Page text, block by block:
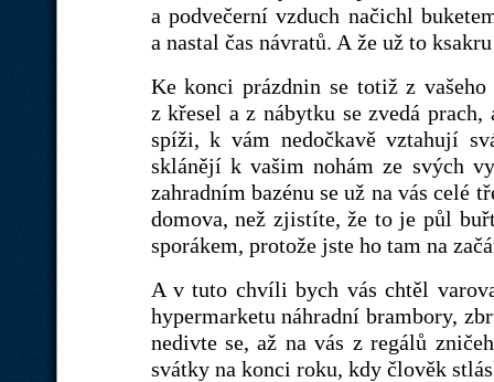
a podvečerní vzduch načichl
a nastal čas návratů. A že už to
Ke konci prázdnin se totiž z
z křesel a z nábytku se zvedá
spíži, k vám nedočkavě vztahují
sklánějí k vašim nohám ze svých
zahradním bazénu se už na vás celé
domova, než zjistíte, že to je půl
sporákem, protože jste ho tam na
A v tuto chvíli bych vás chtěl
hypermarketu náhradní brambory,
nedivte se, až na vás z regálů
svátky na konci roku, kdy člověk